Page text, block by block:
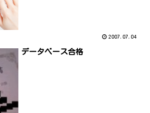
2007.07.04
データベース合格